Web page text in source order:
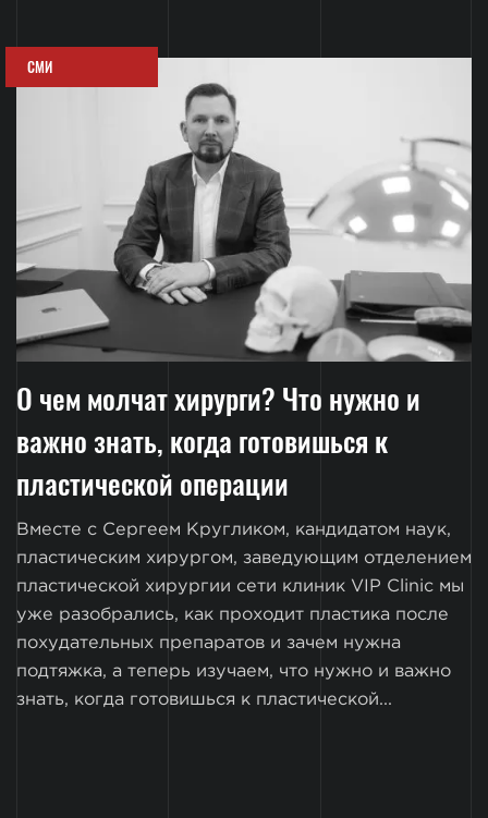
СМИ
О чем молчат хирурги? Что нужно и
важно знать, когда готовишься к
пластической операции
Вместе с Сергеем Кругликом, кандидатом наук,
пластическим хирургом, заведующим отделением
пластической хирургии сети клиник VIP Clinic мы
уже разобрались, как проходит пластика после
похудательных препаратов и зачем нужна
подтяжка, а теперь изучаем, что нужно и важно
знать, когда готовишься к пластической...